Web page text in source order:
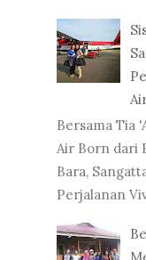
Bersama Tia
Air Born dari
Bara,
Perjalanan